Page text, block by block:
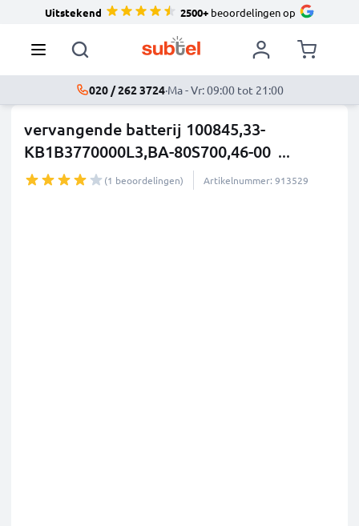
Uitstekend 2500+beoordelingen op
020 / 262 3724·Ma - Vr: 09:00 tot 21:00
vervangende batterij 100845,33-
KB1B3770000L3,BA-80S700,46-00 ...
meer
(1 beoordelingen) Artikelnummer: 913529